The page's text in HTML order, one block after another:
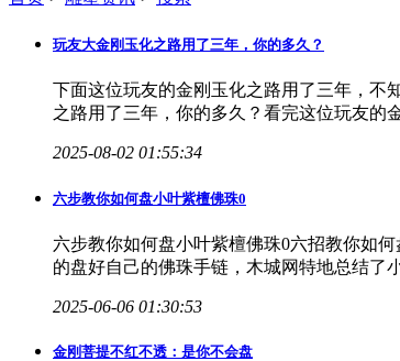
玩友大金刚玉化之路用了三年，你的多久？
下面这位玩友的金刚玉化之路用了三年，不
之路用了三年，你的多久？看完这位玩友的
2025-08-02 01:55:34
六步教你如何盘小叶紫檀佛珠0
六步教你如何盘小叶紫檀佛珠0六招教你如
的盘好自己的佛珠手链，木城网特地总结了
2025-06-06 01:30:53
金刚菩提不红不透：是你不会盘